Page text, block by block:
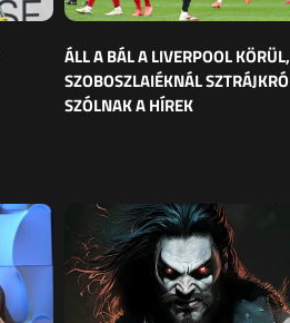
ÁLL A BÁL A LIVERPOOL KÖRÜL,
SZOBOSZLAIÉKNÁL
SZÓLNAK A HÍREK